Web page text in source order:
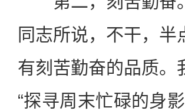
同志所说，不干，
有刻苦勤奋的品质。
“探寻周末忙碌的身